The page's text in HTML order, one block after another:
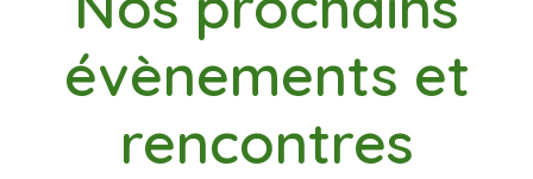
évènements et
rencontres